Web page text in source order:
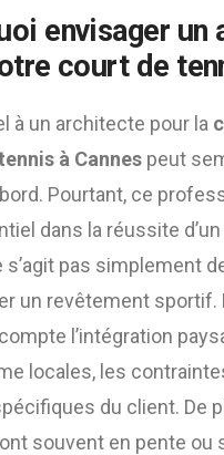
envisager un
court de
à un architecte pour la
à Cannes peut
Pourtant, ce
dans la réussite
s’agit pas simplement
un revêtement sportif.
l’intégration
locales, les
du client. De
souvent en pente ou